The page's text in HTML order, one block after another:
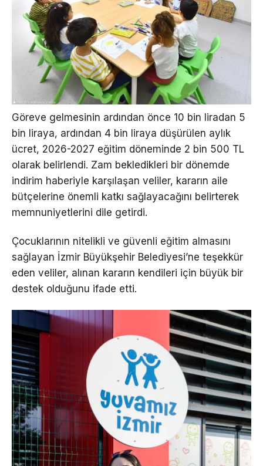
Göreve gelmesinin ardından önce 10 bin liradan 5
bin liraya, ardından 4 bin liraya düşürülen aylık
ücret, 2026-2027 eğitim döneminde 2 bin 500 TL
olarak belirlendi. Zam bekledikleri bir dönemde
indirim haberiyle karşılaşan veliler, kararın aile
bütçelerine önemli katkı sağlayacağını belirterek
memnuniyetlerini dile getirdi.
Çocuklarının nitelikli ve güvenli eğitim almasını
sağlayan İzmir Büyükşehir Belediyesi’ne teşekkür
eden veliler, alınan kararın kendileri için büyük bir
destek olduğunu ifade etti.